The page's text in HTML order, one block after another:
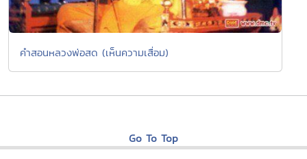
คำสอนหลวงพ่อสด (เห็นความเสื่อม)
Go To Top